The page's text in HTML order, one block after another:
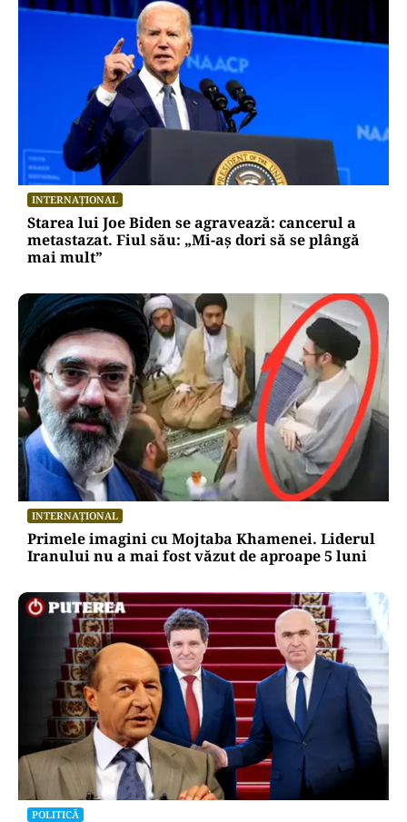
INTERNAȚIONAL
Starea lui Joe Biden se agravează: cancerul a
metastazat. Fiul său: „Mi-aș dori să se plângă
mai mult”
INTERNAȚIONAL
Primele imagini cu Mojtaba Khamenei. Liderul
Iranului nu a mai fost văzut de aproape 5 luni
POLITICĂ